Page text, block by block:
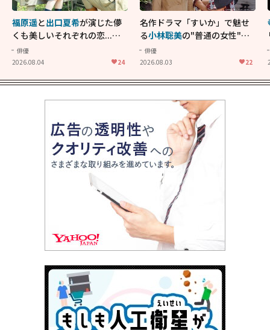
福原遥と出口夏希が演じた儚
くも美しいそれぞれの恋...生
きることの尊さを教えてくれ
た映画「あの花が咲く丘で、
俳優
2026.08.04
24
名作ドラマ「すいか」で魅せ
る小林聡美の"普通の女性"が
大人に刺さる...映画「かもめ
食堂」にも通じる静かな芝居
俳優
2026.08.03
22